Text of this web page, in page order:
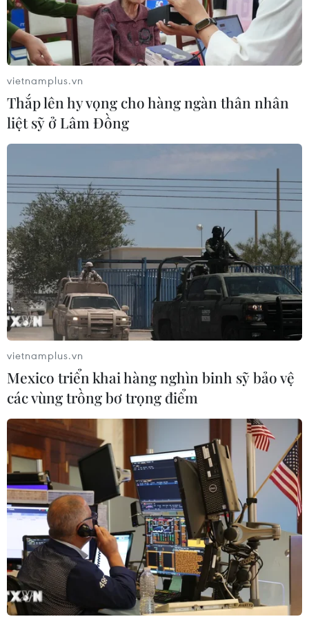
03/08/2026 23:48
Kế hoạch đồng tiền chung Tây Phi
đối mặt thách thức
03/08/2026 23:10
Mỹ bán đồng euro để hỗ trợ Nhật
03/08/2026 15:34
Visa thúc đẩy hợp tác kiến tạo hạ
tầng số cho Chính phủ số Việt Nam
03/08/2026 14:01
Xem thêm
CƠ QUAN CHỦ QUẢN: THÔNG TẤN XÃ VIỆT NAM
Tổng Biên tập: TRẦN TIẾN DUẨN
Phó Tổng Biên tập: NGUYỄN THỊ TÁM, KHÚC THANH
THỦY
Sở hữu trí tuệ
Quy định sử dụng
RSS
Hỗ trợ
Ngôn ngữ
TTXVN
vietnamplus.vn
Thắp lên hy vọng cho hàng ngàn thân nhân
liệt sỹ ở Lâm Đồng
vietnamplus.vn
Mexico triển khai hàng nghìn binh sỹ bảo vệ
các vùng trồng bơ trọng điểm